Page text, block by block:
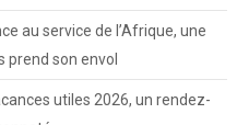
au service de l’Afrique, une
prend son envol
utiles 2026, un rendez-